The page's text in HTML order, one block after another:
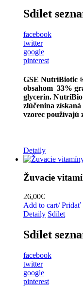
Sdílet
facebook
twitter
google
pinterest
GSE NutriBiotic
obsahom 33%
glycerin.
zlúčenina
vzorec používajú
Detaily
Žuvacie
26,00€
Add to cart/ Pridať
Detaily Sdílet
Sdílet
facebook
twitter
google
pinterest